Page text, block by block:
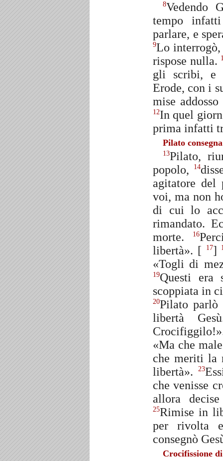
8Vedendo
tempo
parlare, e
9Lo
rispose nulla.
gli scribi, e
Erode, con i
mise
12In quel
prima infatti
Pilato
13Pilato,
popolo,
14
agitatore del
voi, ma non
di cui lo
rimandato.
morte.
16
libertà». [
17]
«Togli di
19Questi era
scoppiata in
20Pilato parlò
libertà
«Ma che
che meriti la
libertà».23
che venisse
allora
25Rimise in
per rivolta
consegnò
Crocifissione